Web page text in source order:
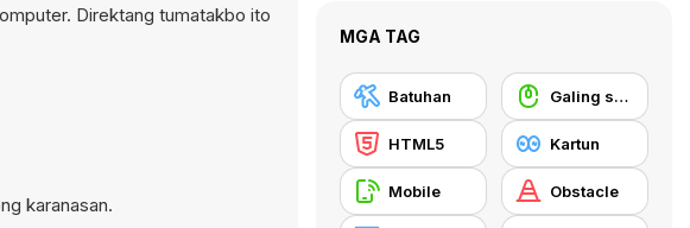
Direktang tumatakbo ito
karanasan.
MGA TAG
Batuhan Galing sa Mouse
HTML5 Kartun
Mobile Obstacle